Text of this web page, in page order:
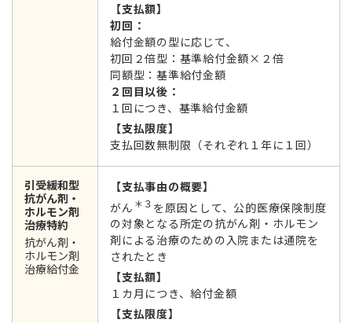
【支払額】
初回：
給付⾦額の型に応じて、
初回２倍型：基準給付金額×２倍
同額型：基準給付金額
２回目以後：
１回につき、基準給付金額
【支払限度】
支払回数無制限（それぞれ１年に１回）
引受緩和型
抗がん剤・
ホルモン剤
治療特約
抗がん剤・
ホルモン剤
治療給付金
【支払事由の概要】
がん ＊３ を原因として、公的医療保険制度
の対象となる所定の抗がん剤・ホルモン
剤による治療のための入院または通院を
されたとき
【支払額】
１カ月につき、給付金額
【支払限度】